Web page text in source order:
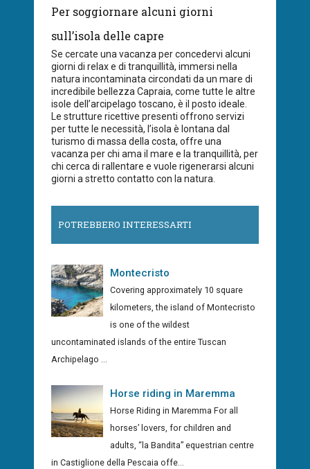
Per soggiornare alcuni giorni
sull’isola delle capre
Se cercate una vacanza per concedervi alcuni
giorni di relax e di tranquillità, immersi nella
natura incontaminata circondati da un mare di
incredibile bellezza Capraia, come tutte le altre
isole dell’arcipelago toscano, è il posto ideale.
Le strutture ricettive presenti offrono servizi
per tutte le necessità, l’isola è lontana dal
turismo di massa della costa, offre una
vacanza per chi ama il mare e la tranquillità, per
chi cerca di rallentare e vuole rigenerarsi alcuni
giorni a stretto contatto con la natura.
POTREBBERO INTERESSARTI
Montecristo
Covering approximately 10 square
kilometers, the island of Montecristo
is one of the wildest
uncontaminated islands of the entire Tuscan
Archipelago ...
Horse riding in Maremma
Horse Riding in Maremma For all
horses’ lovers, for children and
adults, “la Bandita” equestrian centre
in Castiglione della Pescaia offe...